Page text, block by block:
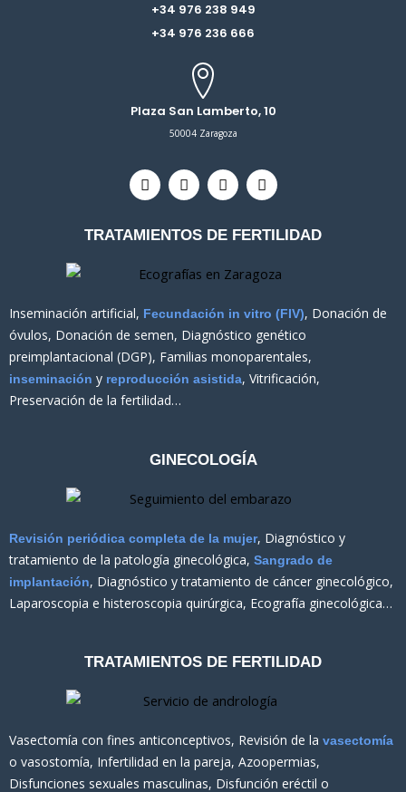
+34 976 238 949
+34 976 236 666
Plaza San Lamberto, 10
50004 Zaragoza
T
w
t
t
r
F
a
e
b
o
k
I
n
t
a
r
a
L
i
k
e
i
n
TRATAMIENTOS DE FERTILIDAD
Inseminación artificial, Fecundación in vitro (FIV), Donación de
óvulos, Donación de semen, Diagnóstico genético
preimplantacional (DGP), Familias monoparentales,
inseminación y reproducción asistida, Vitrificación,
Preservación de la fertilidad…
GINECOLOGÍA
Revisión periódica completa de la mujer, Diagnóstico y
tratamiento de la patología ginecológica, Sangrado de
implantación, Diagnóstico y tratamiento de cáncer ginecológico,
Laparoscopia e histeroscopia quirúrgica, Ecografía ginecológica…
TRATAMIENTOS DE FERTILIDAD
Vasectomía con fines anticonceptivos, Revisión de la vasectomía
o vasostomía, Infertilidad en la pareja, Azoopermias,
Disfunciones sexuales masculinas, Disfunción eréctil o